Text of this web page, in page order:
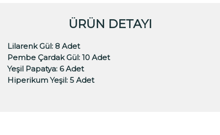
ÜRÜN DETAYI
Lilarenk Gül: 8 Adet
Pembe Çardak Gül: 10 Adet
Yeşil Papatya: 6 Adet
Hiperikum Yeşil: 5 Adet